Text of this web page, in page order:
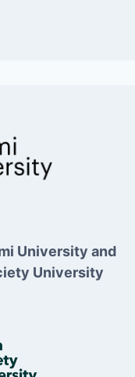
University and
University